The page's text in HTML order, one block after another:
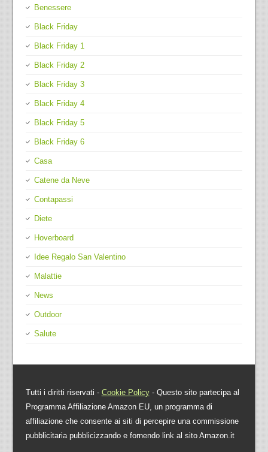
Benessere
Black Friday
Black Friday 1
Black Friday 2
Black Friday 3
Black Friday 4
Black Friday 5
Black Friday 6
Casa
Catene da Neve
Contapassi
Diete
Hoverboard
Idee Regalo San Valentino
Malattie
News
Outdoor
Salute
Tutti i diritti riservati - Cookie Policy- Questo sito partecipa al
Programma Affiliazione Amazon EU, un programma di
affiliazione che consente ai siti di percepire una commissione
pubblicitaria pubblicizzando e fornendo link al sito Amazon.it